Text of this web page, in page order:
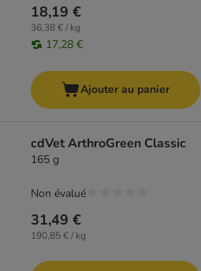
18,19 €
36,38 € / kg
17,28 €
Ajouter au panier
cdVet ArthroGreen Classic
165 g
31,49 €
190,85 € / kg
Non évalué